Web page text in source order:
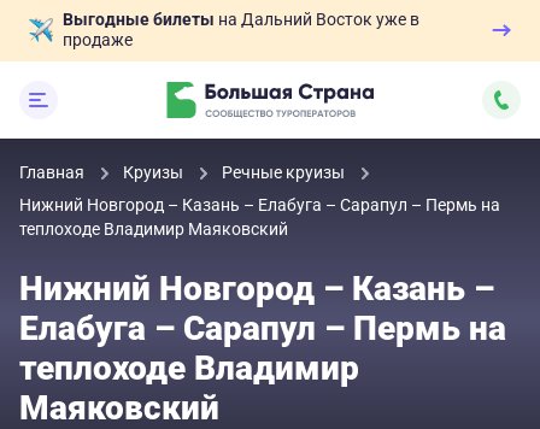
Выгодные билеты на Дальний Восток уже в
продаже
Главная Круизы
Речные круизы
Нижний Новгород – Казань – Елабуга – Сарапул – Пермь на
теплоходе Владимир Маяковский
Нижний Новгород – Казань –
Елабуга – Сарапул – Пермь на
теплоходе Владимир
Маяковский